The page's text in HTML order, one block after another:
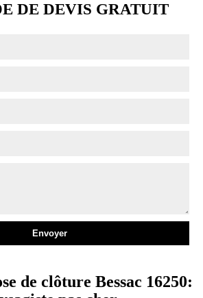
DE DEVIS GRATUIT
de clôture Bessac 16250: